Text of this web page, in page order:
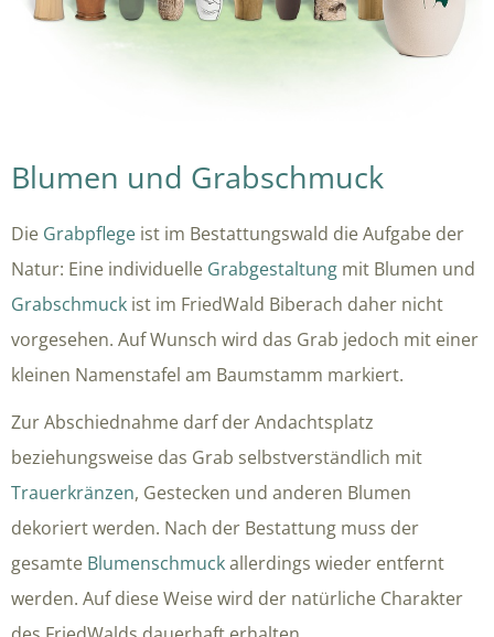
Blumen und Grabschmuck
Die Grabpflege ist im Bestattungswald die Aufgabe der
Natur: Eine individuelle Grabgestaltung mit Blumen und
Grabschmuck ist im FriedWald Biberach daher nicht
vorgesehen. Auf Wunsch wird das Grab jedoch mit einer
kleinen Namenstafel am Baumstamm markiert.
Zur Abschiednahme darf der Andachtsplatz
beziehungsweise das Grab selbstverständlich mit
Trauerkränzen, Gestecken und anderen Blumen
dekoriert werden. Nach der Bestattung muss der
gesamte Blumenschmuckallerdings wieder entfernt
werden. Auf diese Weise wird der natürliche Charakter